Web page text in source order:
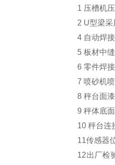
1 压槽机
2 U型梁采
4 自动焊
5板材中
6零件焊
7 喷砂机
8秤台面
9秤体底
10秤台连
11传感器
12出厂检